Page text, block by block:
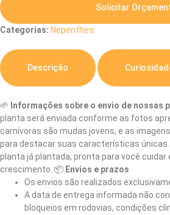
Solicitar
Categorias: Nepenthes
Descrição
🌱 Informações sobre o envio de nossas
planta será enviada conforme as fotos
carnívoras são mudas jovens, e as
para destacar suas características únicas.
planta já plantada, pronta para você cuidar
crescimento. 📦 Envios e prazos
Os envios são realizados
A data de entrega informada não
bloqueios em rodovias, condições